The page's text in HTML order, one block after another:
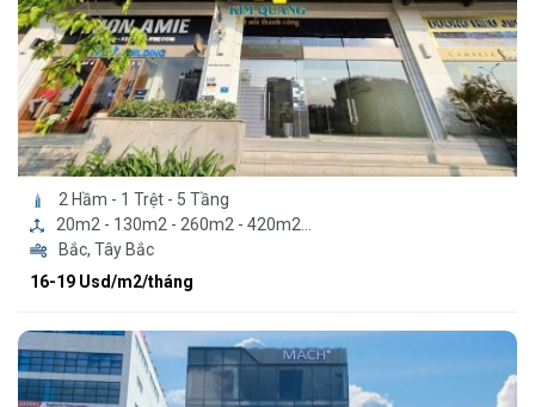
2 Hầm - 1 Trệt - 5 Tầng
20m2 - 130m2 - 260m2 - 420m2...
Bắc, Tây Bắc
16-19 Usd/m2/tháng